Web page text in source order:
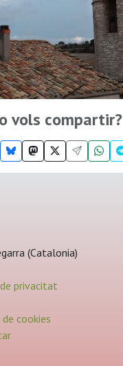
vols compartir?
(Catalonia)
privacitat
cookies